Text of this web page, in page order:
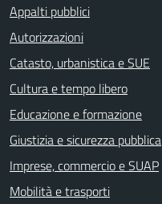
Appalti pubblici
Autorizzazioni
Catasto, urbanistica e SUE
Cultura e tempo libero
Educazione e formazione
Giustizia e sicurezza pubblica
Imprese, commercio e SUAP
Mobilità e trasporti